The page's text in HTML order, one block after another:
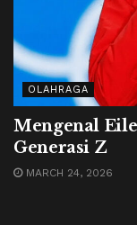
OLAHRAGA
Mengenal
Generasi Z
MARCH 24, 2026